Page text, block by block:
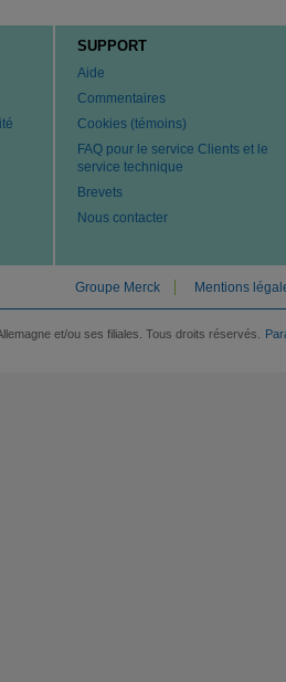
SUPPORT
Aide
Commentaires
Cookies (témoins)
FAQ pour le service Clients et le
service technique
Brevets
Nous contacter
Groupe Merck Mentions
et/ou ses filiales. Tous droits réservés.